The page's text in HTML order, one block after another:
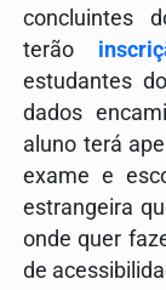
concluintes
terão
estudantes
dados
aluno terá
exame e
estrangeira
onde quer
de